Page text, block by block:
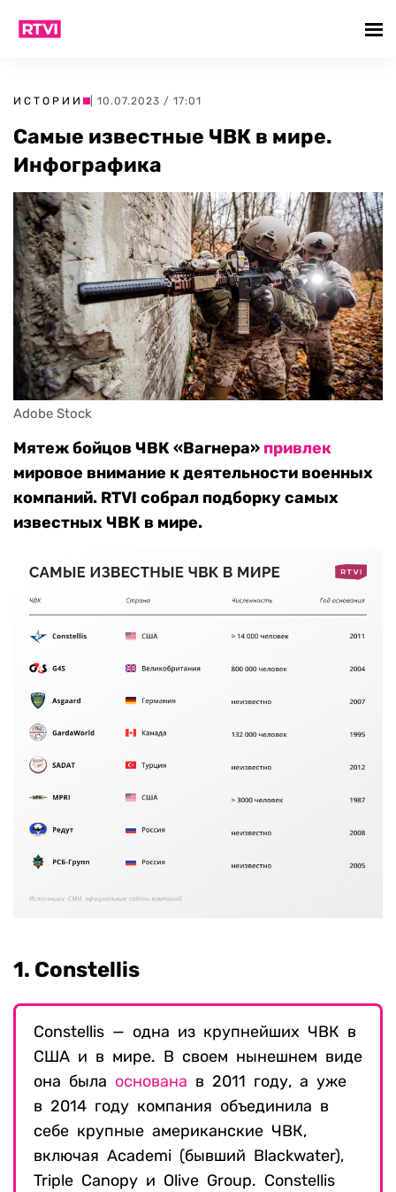
ИСТОРИИ | 10.07.2023 / 17:01
Самые известные ЧВК в мире.
Инфографика
Adobe Stock
Мятеж бойцов ЧВК «Вагнера» привлек
мировое внимание к деятельности военных
компаний. RTVI собрал подборку самых
известных ЧВК в мире.
1. Constellis
Constellis — одна из крупнейших ЧВК в
США и в мире. В своем нынешнем виде
она была основана в 2011 году, а уже
в 2014 году компания объединила в
себе крупные американские ЧВК,
включая Academi (бывший Blackwater),
Triple Canopy и Olive Group. Constellis